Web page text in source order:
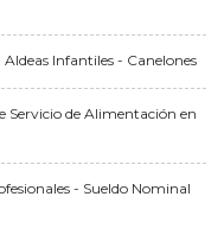
Infantiles - Canelones
Servicio de Alimentación en
- Sueldo Nominal